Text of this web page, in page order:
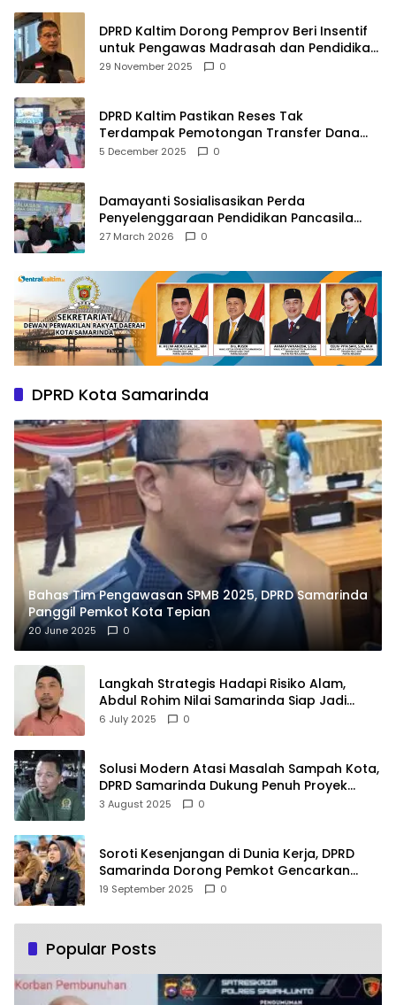
DPRD Kaltim Dorong Pemprov Beri Insentif
untuk Pengawas Madrasah dan Pendidikan
Agama
29 November 2025 0
DPRD Kaltim Pastikan Reses Tak
Terdampak Pemotongan Transfer Dana
Pusat
5 December 2025 0
Damayanti Sosialisasikan Perda
Penyelenggaraan Pendidikan Pancasila
dan Wawasan Kebangsaan
27 March 2026 0
DPRD Kota Samarinda
Bahas Tim Pengawasan SPMB 2025, DPRD Samarinda
Panggil Pemkot Kota Tepian
20 June 2025 0
Langkah Strategis Hadapi Risiko Alam,
Abdul Rohim Nilai Samarinda Siap Jadi
Pusat Logistik Bencana Kalimantan
6 July 2025 0
Solusi Modern Atasi Masalah Sampah Kota,
DPRD Samarinda Dukung Penuh Proyek
PLTSA
3 August 2025 0
Soroti Kesenjangan di Dunia Kerja, DPRD
Samarinda Dorong Pemkot Gencarkan
Pemberdayaan Perempuan
19 September 2025 0
Popular Posts